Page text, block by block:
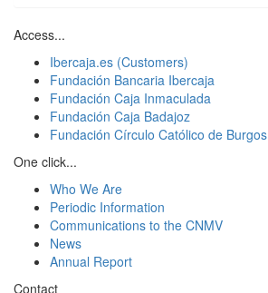
Access...
Ibercaja.es (Customers)
Fundación Bancaria Ibercaja
Fundación Caja Inmaculada
Fundación Caja Badajoz
Fundación Círculo Católico de Burgos
One click...
Who We Are
Periodic Information
Communications to the CNMV
News
Annual Report
Contact